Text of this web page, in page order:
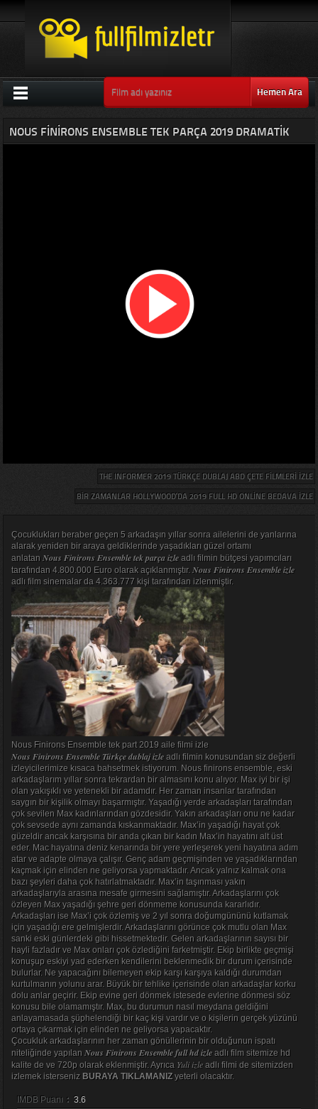
Hemen Ara
NOUS FINIRONS ENSEMBLE TEK PARÇA 2019 DRAMATIK
THE INFORMER 2019 TÜRKÇE DUBLAJ ABD ÇETE FILMLERI IZLE
BIR ZAMANLAR HOLLYWOOD’DA 2019 FULL HD ONLINE BEDAVA IZLE
Çocuklukları beraber geçen 5 arkadaşın yıllar sonra ailelerini de yanlarına
alarak yeniden bir araya geldiklerinde yaşadıkları güzel ortamı
anlatan Nous Finirons Ensemble tek parça izleadlı filmin bütçesi yapımcıları
tarafından 4.800.000 Euro olarak açıklanmıştır. Nous Finirons Ensemble izle
adlı film sinemalar da 4.363.777 kişi tarafından izlenmiştir.
Nous Finirons Ensemble tek part 2019 aile filmi izle
Nous Finirons Ensemble Türkçe dublaj izleadlı filmin konusundan siz değerli
izleyicilerimize kısaca bahsetmek istiyorum. Nous finirons ensemble, eski
arkadaşlarım yıllar sonra tekrardan bir almasını konu alıyor. Max iyi bir işi
olan yakışıklı ve yetenekli bir adamdır. Her zaman insanlar tarafından
saygın bir kişilik olmayı başarmıştır. Yaşadığı yerde arkadaşları tarafından
çok sevilen Max kadınlarından gözdesidir. Yakın arkadaşları onu ne kadar
çok sevsede aynı zamanda kıskanmaktadır. Max’in yaşadığı hayat çok
güzeldir ancak karşısına bir anda çıkan bir kadın Max’in hayatını alt üst
eder. Mac hayatına deniz kenarında bir yere yerleşerek yeni hayatına adım
atar ve adapte olmaya çalışır. Genç adam geçmişinden ve yaşadıklarından
kaçmak için elinden ne geliyorsa yapmaktadır. Ancak yalnız kalmak ona
bazı şeyleri daha çok hatırlatmaktadır. Max’in taşınması yakın
arkadaşlarıyla arasına mesafe girmesini sağlamıştır. Arkadaşlarını çok
özleyen Max yaşadığı şehre geri dönmeme konusunda kararlıdır.
Arkadaşları ise Max’i çok özlemiş ve 2 yıl sonra doğumgününü kutlamak
için yaşadığı ere gelmişlerdir. Arkadaşlarını görünce çok mutlu olan Max
sanki eski günlerdeki gibi hissetmektedir. Gelen arkadaşlarının sayısı bir
hayli fazladır ve Max onları çok özlediğini farketmiştir. Ekip birlikte geçmişi
konuşup eskiyi yad ederken kendilerini beklenmedik bir durum içerisinde
bulurlar. Ne yapacağını bilemeyen ekip karşı karşıya kaldığı durumdan
kurtulmanın yolunu arar. Büyük bir tehlike içerisinde olan arkadaşlar korku
dolu anlar geçirir. Ekip evine geri dönmek istesede evlerine dönmesi söz
konusu bile olamamıştır. Max, bu durumun nasıl meydana geldiğini
anlayamasada şüphelendiği bir kaç kişi vardır ve o kişilerin gerçek yüzünü
ortaya çıkarmak için elinden ne geliyorsa yapacaktır.
Çocukluk arkadaşlarının her zaman gönüllerinin bir olduğunun ispatı
niteliğinde yapılan Nous Finirons Ensemble full hd izleadlı film sitemize hd
kalite de ve 720p olarak eklenmiştir. Ayrıca Yuli izleadlı filmi de sitemizden
izlemek isterseniz BURAYA TIKLAMANIZyeterli olacaktır.
IMDB Puanı : 3.6